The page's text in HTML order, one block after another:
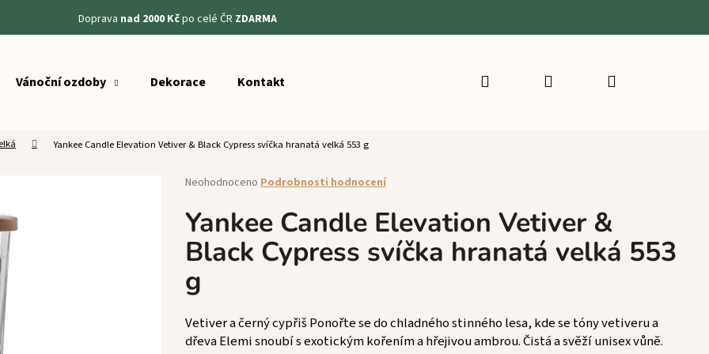
Doprava nad 2000 Kčpo celé ČR ZDARMA
Vánoční ozdoby Dekorace Kontakt Hledat PřihlášeníNákupní
Yankee Candle Elevation Vetiver & Black Cypress svíčka hranatá velká 553 g
Průměrné
produktu
je
0,0
z
hvězdiček.
Neohodnoceno Podrobnosti hodnocení
Yankee Candle Elevation Vetiver &
Black Cypress svíčka hranatá velká 553
g
Vetiver a černý cypřiš Ponořte se do chladného stinného lesa, kde se tóny vetiveru a
dřeva Elemi snoubí s exotickým kořením a hřejivou ambrou. Čistá a svěží unisex vůně.
Co potřebujete najít?
HLEDAT